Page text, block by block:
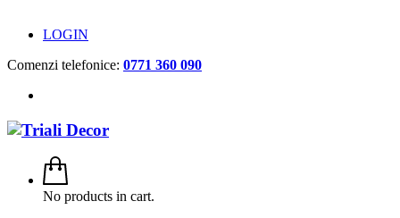
LOGIN
Comenzi telefonice: 0771 360 090
No products in cart.